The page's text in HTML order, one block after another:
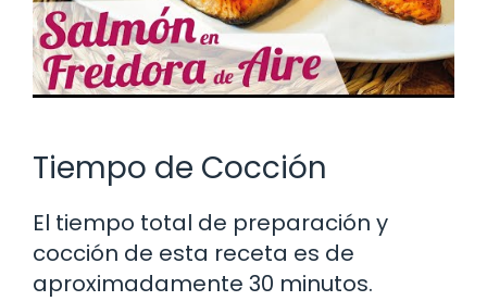
Tiempo de Cocción
El tiempo total de preparación y
cocción de esta receta es de
aproximadamente 30 minutos.